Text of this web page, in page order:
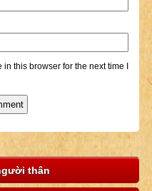
this browser for the next time I
thân